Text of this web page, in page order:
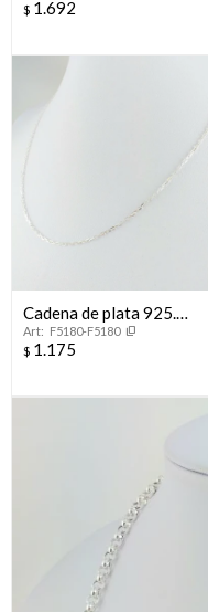
$ 1.692
Cadena de plata 925.
Modelo, FORCET, 45 cm.
F5180-F5180
$ 1.175